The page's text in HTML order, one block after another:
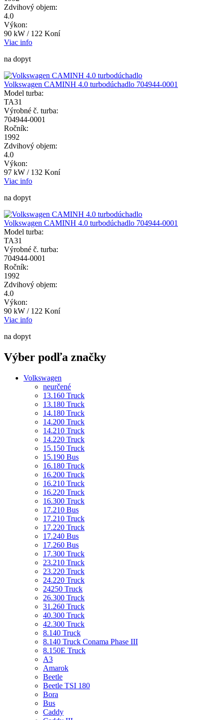
Zdvihový objem:
4.0
Výkon:
90 kW / 122 Koní
Viac info
na dopyt
Volkswagen CAMINH 4.0 turbodúchadlo 704944-0001
Model turba:
TA31
Výrobné č. turba:
704944-0001
Ročník:
1992
Zdvihový objem:
4.0
Výkon:
97 kW / 132 Koní
Viac info
na dopyt
Volkswagen CAMINH 4.0 turbodúchadlo 704944-0001
Model turba:
TA31
Výrobné č. turba:
704944-0001
Ročník:
1992
Zdvihový objem:
4.0
Výkon:
90 kW / 122 Koní
Viac info
na dopyt
Výber podľa značky
Volkswagen
neurčené
13.160 Truck
13.180 Truck
14.180 Truck
14.200 Truck
14.210 Truck
14.220 Truck
15.150 Truck
15.190 Bus
16.180 Truck
16.200 Truck
16.210 Truck
16.220 Truck
16.300 Truck
17.210 Bus
17.210 Truck
17.220 Truck
17.240 Bus
17.260 Bus
17.300 Truck
23.210 Truck
23.220 Truck
24.220 Truck
24250 Truck
26.300 Truck
31.260 Truck
40.300 Truck
42.300 Truck
8.140 Truck
8.140 Truck Conama Phase III
8.150E Truck
A3
Amarok
Beetle
Beetle TSI 180
Bora
Bus
Caddy